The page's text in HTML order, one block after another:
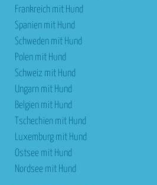
Frankreich mit Hund
Spanien mit Hund
Schweden mit Hund
Polen mit Hund
Schweiz mit Hund
Ungarn mit Hund
Belgien mit Hund
Tschechien mit Hund
Luxemburg mit Hund
Ostsee mit Hund
Nordsee mit Hund